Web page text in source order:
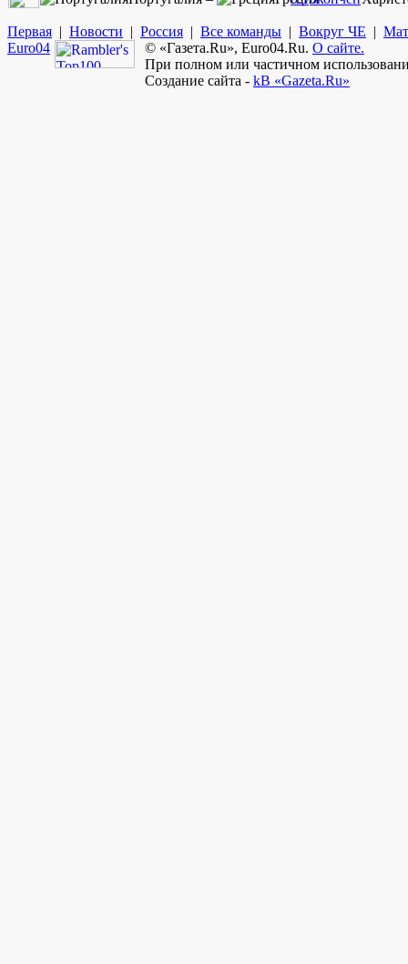
Первая | Новости | Россия | Все команды | Вокруг ЧЕ |
Euro04 © «Газета.Ru», Euro04.Ru. О сайте.
При полном или частичном
Создание сайта - kB «Gazeta.Ru»